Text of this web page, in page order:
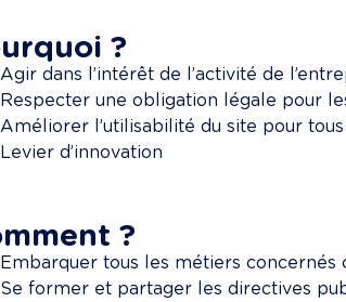
?
Agir dans l’intérêt de l’activité de
Respecter une obligation légale pour
Améliorer l’utilisabilité du site pour
Levier d’innovation
?
Embarquer tous les métiers concernés
Se former et partager les directives